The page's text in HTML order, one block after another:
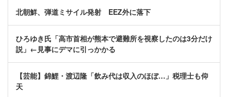
北朝鮮、弾道ミサイル発射 EEZ外に落下
ひろゆき氏「高市首相が熊本で避難所を視察したのは3分だけ
説」←見事にデマに引っかかる
【芸能】錦鯉・渡辺隆「飲み代は収入のほぼ…」税理士も仰
天